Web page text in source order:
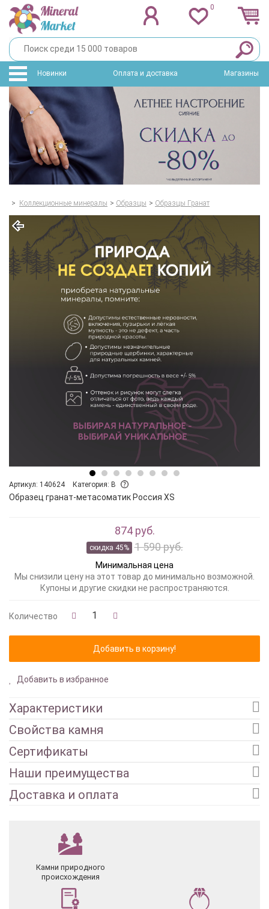
0
Новинки Оплата и доставка Магазины
> Коллекционные минералы > Образцы > Образцы Гранат
Артикул: 140624 Категория: B
Образец гранат-метасоматик Россия XS
874 руб.
скидка 45% 1 590 руб.
Минимальная цена
Мы снизили цену на этот товар до минимально возможной.
Купоны и другие скидки не распространяются.
Количество
Добавить в избранное
Характеристики
Свойства камня
Сертификаты
Наши преимущества
Доставка и оплата
Камни природного
происхождения